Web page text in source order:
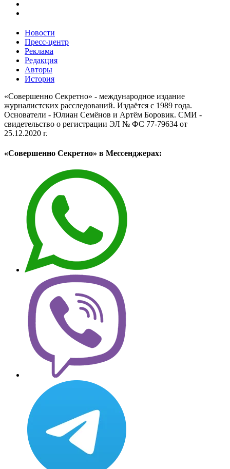
Новости
Пресс-центр
Реклама
Редакция
Авторы
История
«Совершенно Секретно» - международное издание
журналистских расследований. Издаётся с 1989 года.
Основатели - Юлиан Семёнов и Артём Боровик. CМИ -
свидетельство о регистрации ЭЛ № ФС 77-79634 от
25.12.2020 г.
«Совершенно Секретно» в Мессенджерах: